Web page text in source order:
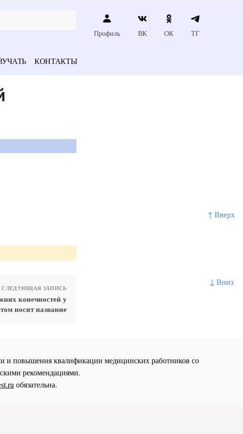
↑ Вверх
↓ Вниз
Профиль ВК ОК ТГ
КОНТАКТЫ
СЛЕДУЮЩАЯ ЗАПИСЬ
конечностей у
носит название
и повышения квалификации медицинских работников со
рекомендациями.
обязательна.